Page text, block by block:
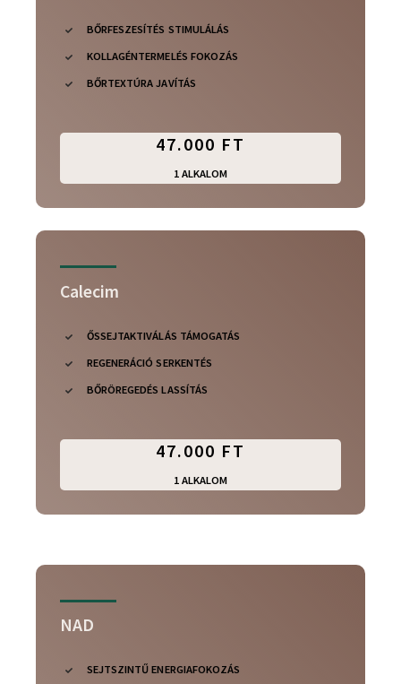
BŐRFESZESÍTÉS STIMULÁLÁS
KOLLAGÉNTERMELÉS FOKOZÁS
BŐRTEXTÚRA JAVÍTÁS
47.000 FT
1 ALKALOM
Calecim
ŐSSEJTAKTIVÁLÁS TÁMOGATÁS
REGENERÁCIÓ SERKENTÉS
BŐRÖREGEDÉS LASSÍTÁS
47.000 FT
1 ALKALOM
NAD
SEJTSZINTŰ ENERGIAFOKOZÁS